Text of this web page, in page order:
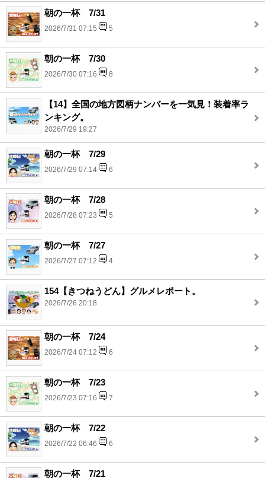
朝の一杯 7/31
2026/7/31 07:15 5
朝の一杯 7/30
2026/7/30 07:16 8
【14】全国の地方図柄ナンバーを一気見！装着率ラ
ンキング。
2026/7/29 19:27
朝の一杯 7/29
2026/7/29 07:14 6
朝の一杯 7/28
2026/7/28 07:23 5
朝の一杯 7/27
2026/7/27 07:12 4
154【きつねうどん】グルメレポート。
2026/7/26 20:18
朝の一杯 7/24
2026/7/24 07:12 6
朝の一杯 7/23
2026/7/23 07:16 7
朝の一杯 7/22
2026/7/22 06:46 6
朝の一杯 7/21